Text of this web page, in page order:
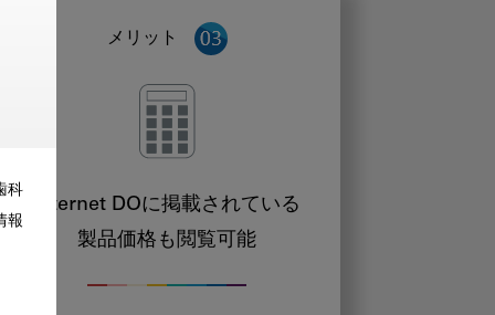
科
報
メリット
Internet DOに掲載されている
製品価格も閲覧可能